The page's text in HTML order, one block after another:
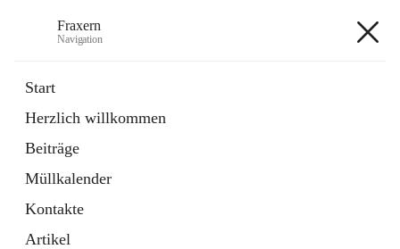
Fraxern
Navigation
Start
Herzlich willkommen
Beiträge
Müllkalender
Kontakte
Artikel
Ordner
in
Tab
Formulare
Artikel
öffnet
in
neuem
Tab